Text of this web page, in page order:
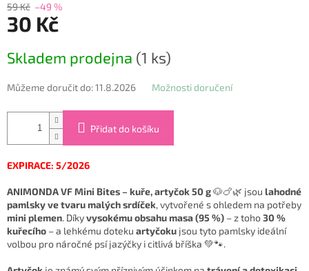
59 Kč –49 %
30 Kč
cena:
Skladem prodejna (1 ks)
Můžeme doručit do:11.8.2026 Možnosti doručení
Přidat do košíku
EXPIRACE: 5/2026
ANIMONDA VF Mini Bites – kuře, artyčok 50 g🐶🍗🌿 jsou lahodné
pamlsky ve tvaru malých srdíček, vytvořené s ohledem na potřeby
mini plemen. Díkyvysokému obsahu masa (95 %) – z toho30 %
kuřecího – a lehkému doteku artyčoku jsou tyto pamlsky ideální
volbou pro náročné psí jazýčky i citlivá bříška 💚🐾.